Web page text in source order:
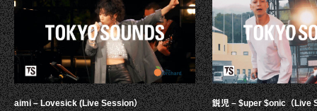
aimi – Lovesick (Live Session） 鋭児 – $uper $onic（Live